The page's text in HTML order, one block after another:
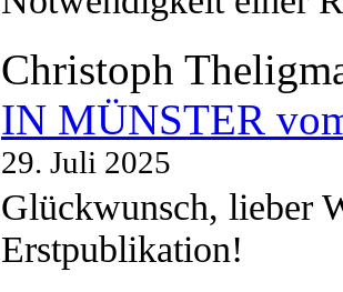
Christoph
IN MÜNSTER
29. Juli 2025
Glückwunsch, lieber
Erstpublikation!